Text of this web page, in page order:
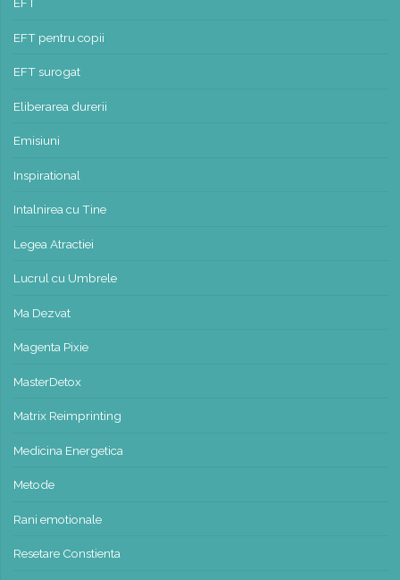
EFT pentru copii
EFT surogat
Eliberarea durerii
Emisiuni
Inspirational
Intalnirea cu Tine
Legea Atractiei
Lucrul cu Umbrele
Ma Dezvat
Magenta Pixie
MasterDetox
Matrix Reimprinting
Medicina Energetica
Metode
Rani emotionale
Resetare Constienta